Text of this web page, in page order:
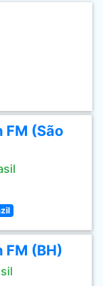
FM (São
FM (BH)